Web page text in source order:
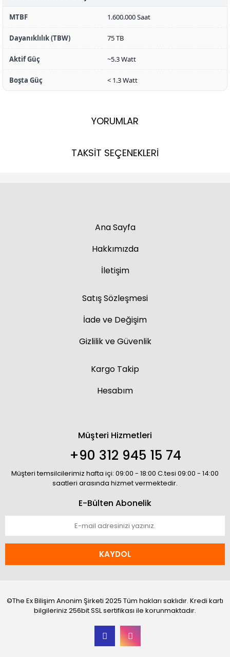
MTBF 1.600.000 Saat
Dayanıklılık (TBW) 75 TB
Aktif Güç ~5.3 Watt
Boşta Güç < 1.3 Watt
YORUMLAR
TAKSİT SEÇENEKLERİ
Ana Sayfa
Hakkımızda
İletişim
Satış Sözleşmesi
İade ve Değişim
Gizlilik ve Güvenlik
Kargo Takip
Hesabım
Müşteri Hizmetleri
+90 312 945 15 74
Müşteri temsilcilerimiz hafta içi: 09:00 - 18:00 C.tesi 09:00 - 14:00
saatleri arasında hizmet vermektedir.
E-Bülten Abonelik
KAYDOL
©The Ex Bilişim Anonim Şirketi 2025 Tüm hakları saklıdır. Kredi kartı
bilgileriniz 256bit SSL sertifikası ile korunmaktadır.